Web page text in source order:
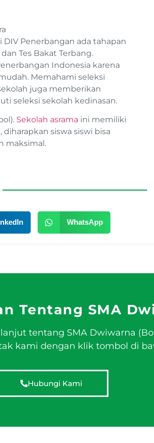
Penerbangan ada tahapan
Tes Bakat Terbang.
Indonesia karena
Memahami seleksi
juga memberikan
seleksi sekolah kedinasan.
Sekolah asrama ini memiliki
diharapkan siswa siswi bisa
maksimal.
WhatsApp
Tentang SMA
tentang SMA Dwiwarna
kami dengan klik tombol di
Hubungi Kami